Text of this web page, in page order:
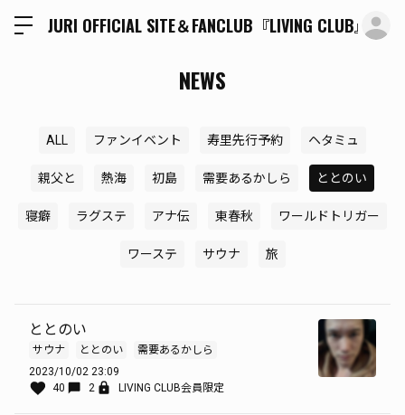
JURI OFFICIAL SITE＆FANCLUB『LIVING CLUB』
NEWS
ALL ファンイベント 寿里先行予約 ヘタミュ
親父と 熱海 初島 需要あるかしら ととのい
寝癖 ラグステ アナ伝 東春秋 ワールドトリガー
ワーステ サウナ 旅
ととのい
サウナ ととのい
需要あるかしら
2023/10/02 23:09
40
2 LIVING CLUB会員限定